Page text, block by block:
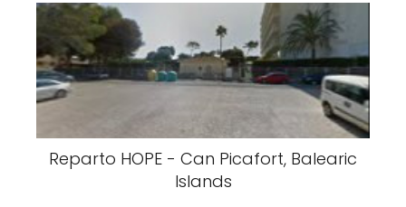
Reparto HOPE - Can Picafort, Balearic
Islands